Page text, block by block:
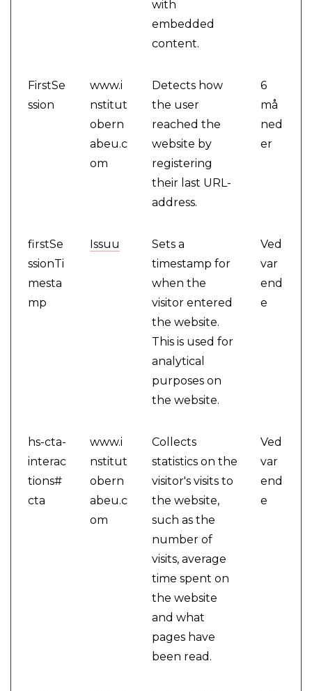
with
embedded
content.
FirstSe
ssion
www.i
nstitut
obern
abeu.c
om
Detects how
the user
reached the
website by
registering
their last URL-
address.
6
må
ned
er
firstSe
ssionTi
mesta
mp
Issuu
Sets a
timestamp for
when the
visitor entered
the website.
This is used for
analytical
purposes on
the website.
Ved
var
end
e
hs-cta-
interac
tions#
cta
www.i
nstitut
obern
abeu.c
om
Collects
statistics on the
visitor's visits to
the website,
such as the
number of
visits, average
time spent on
the website
and what
pages have
been read.
Ved
var
end
e